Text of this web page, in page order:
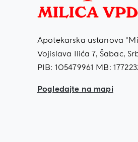
Apotekarska ustanova
Vojislava Ilića 7, Šabac,
PIB: 105479961 MB:
Pogledajte na mapi